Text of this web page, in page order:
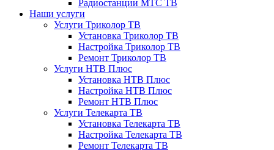
Радиостанции МТС ТВ
Наши услуги
Услуги Триколор ТВ
Установка Триколор ТВ
Настройка Триколор ТВ
Ремонт Триколор ТВ
Услуги НТВ Плюс
Установка НТВ Плюс
Настройка НТВ Плюс
Ремонт НТВ Плюс
Услуги Телекарта ТВ
Установка Телекарта ТВ
Настройка Телекарта ТВ
Ремонт Телекарта ТВ